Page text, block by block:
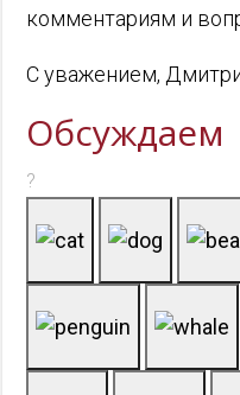
комментариям и
С уважением,
Обсуждаем
?